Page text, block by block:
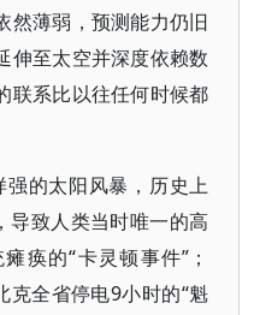
然薄弱，预测能力仍旧
伸至太空并深度依赖数
联系比以往任何时候都
强的太阳风暴，历史上
导致人类当时唯一的高
痪的“卡灵顿事件”；
克全省停电9小时的“魁